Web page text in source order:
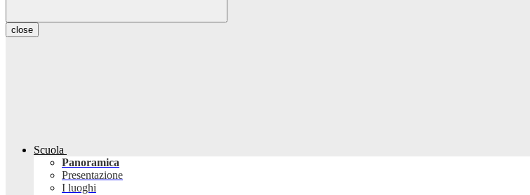
close
Scuola
Panoramica
Presentazione
I luoghi